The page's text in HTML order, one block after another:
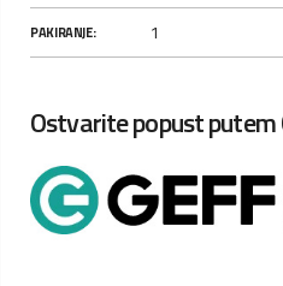
PAKIRANJE: 1
Ostvarite popust putem